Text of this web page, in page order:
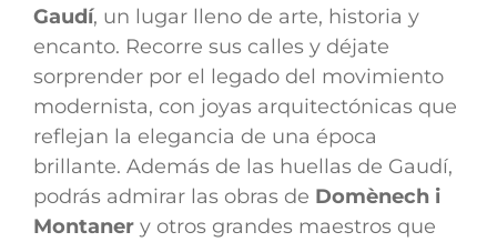
Gaudí, un lugar lleno de arte, historia y
encanto. Recorre sus calles y déjate
sorprender por el legado del movimiento
modernista, con joyas arquitectónicas que
reflejan la elegancia de una época
brillante. Además de las huellas de Gaudí,
podrás admirar las obras de Domènech i
Montaner y otros grandes maestros que